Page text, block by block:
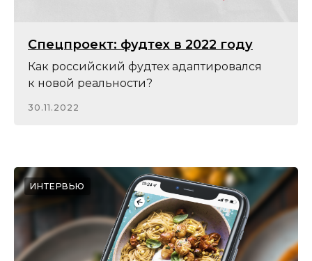
Спецпроект: фудтех в 2022 году
Как российский фудтех адаптировался
к новой реальности?
30.11.2022
ИНТЕРВЬЮ